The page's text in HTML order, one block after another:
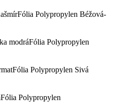
Fólia Polypropylen Béžová-
Fólia Polypropylen
Fólia Polypropylen Sivá
Fólia Polypropylen